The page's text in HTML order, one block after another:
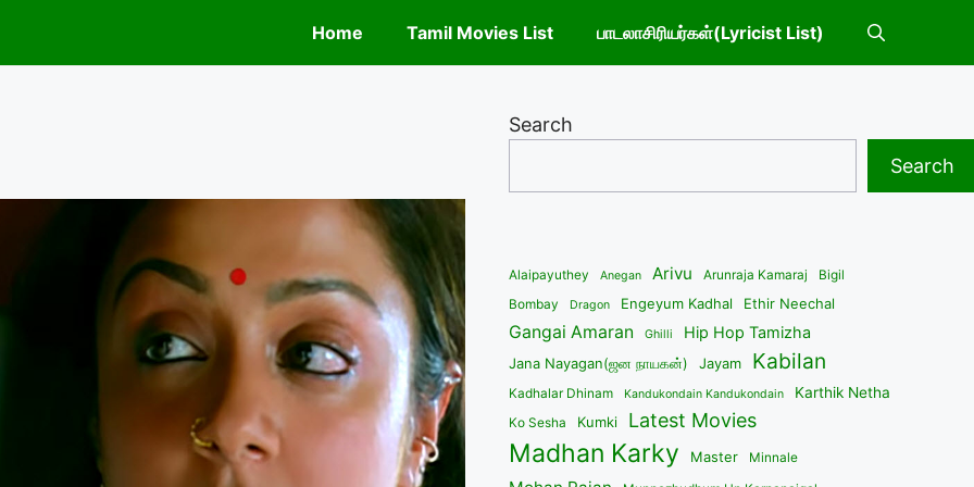
Home Tamil Movies List பாடலாசிரியர்கள்(Lyricist List)
Search
Search
Alaipayuthey Anegan Arivu Arunraja Kamaraj
Bigil
Bombay
Dragon Engeyum Kadhal Ethir Neechal
Gangai Amaran Ghilli Hip Hop Tamizha
Jana Nayagan(ஜன நாயகன்) Jayam Kabilan
Kadhalar Dhinam Kandukondain Kandukondain Karthik Netha
Ko Sesha Kumki Latest Movies
Madhan Karky Master Minnale